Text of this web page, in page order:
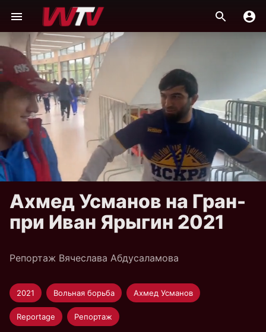
Ахмед Усманов на Гран-
при Иван Ярыгин 2021
Репортаж Вячеслава Абдусаламова
2021 Вольная борьба Ахмед Усманов
Reportage Репортаж